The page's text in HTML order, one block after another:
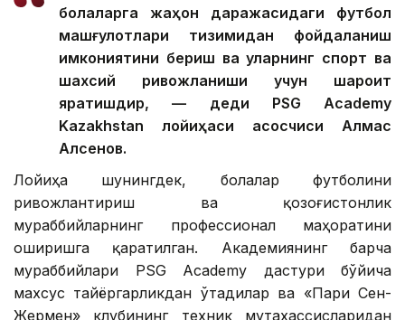
болаларга жаҳон даражасидаги футбол
машғулотлари тизимидан фойдаланиш
имкониятини бериш ва уларнинг спорт ва
шахсий ривожланиши учун шароит
яратишдир, — деди PSG Academy
Kazakhstan лойиҳаси асосчиси Алмас
Алсенов.
Лойиҳа шунингдек, болалар футболини
ривожлантириш ва қозоғистонлик
мураббийларнинг профессионал маҳоратини
оширишга қаратилган. Академиянинг барча
мураббийлари PSG Academy дастури бўйича
махсус тайёргарликдан ўтадилар ва «Пари Сен-
Жермен» клубининг техник мутахассисларидан